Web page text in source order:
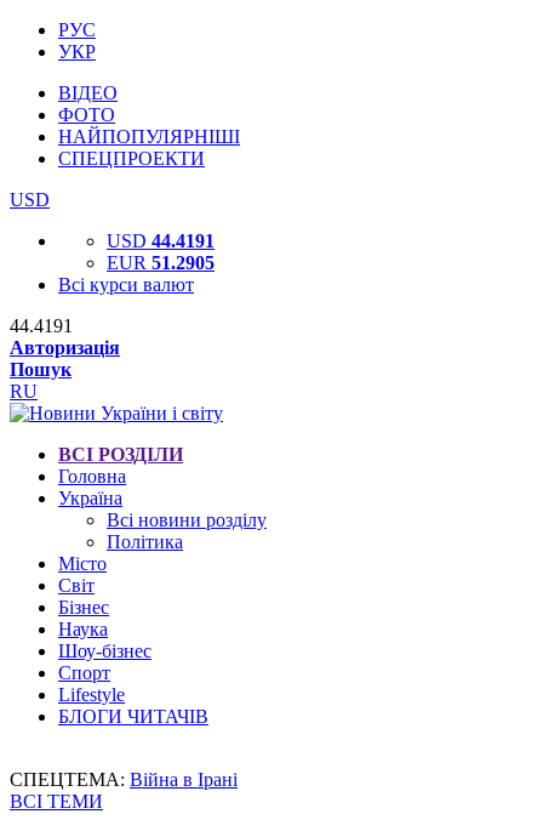
РУС
УКР
ВІДЕО
ФОТО
НАЙПОПУЛЯРНІШІ
СПЕЦПРОЕКТИ
USD
USD 44.4191
EUR 51.2905
Всі курси валют
44.4191
Авторизація
Пошук
RU
ВСІ РОЗДІЛИ
Головна
Україна
Всі новини розділу
Політика
Місто
Світ
Бізнес
Наука
Шоу-бізнес
Спорт
Lifestyle
БЛОГИ ЧИТАЧІВ
СПЕЦТЕМА: Війна в Ірані
ВСІ ТЕМИ